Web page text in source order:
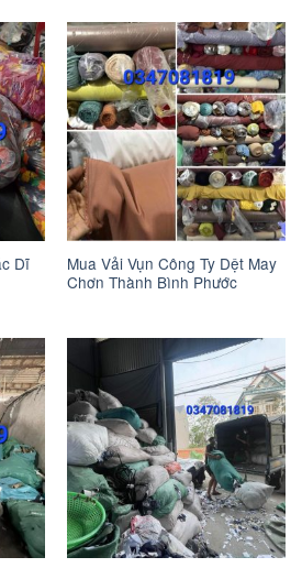
Dĩ
Mua Vải Vụn Công Ty Dệt May
Chơn Thành Bình Phước